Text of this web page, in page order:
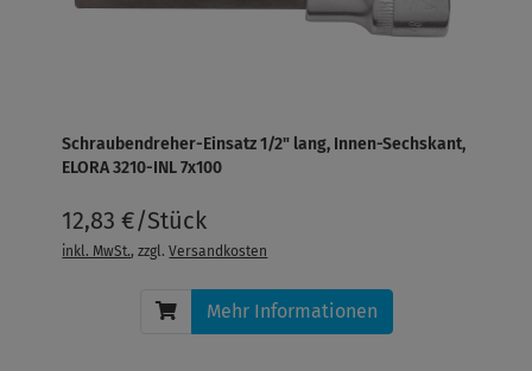
Schraubendreher-Einsatz 1/2" lang, Innen-Sechskant,
ELORA 3210-INL 7x100
12,83 €/Stück
inkl. MwSt., zzgl.Versandkosten
Mehr Informationen